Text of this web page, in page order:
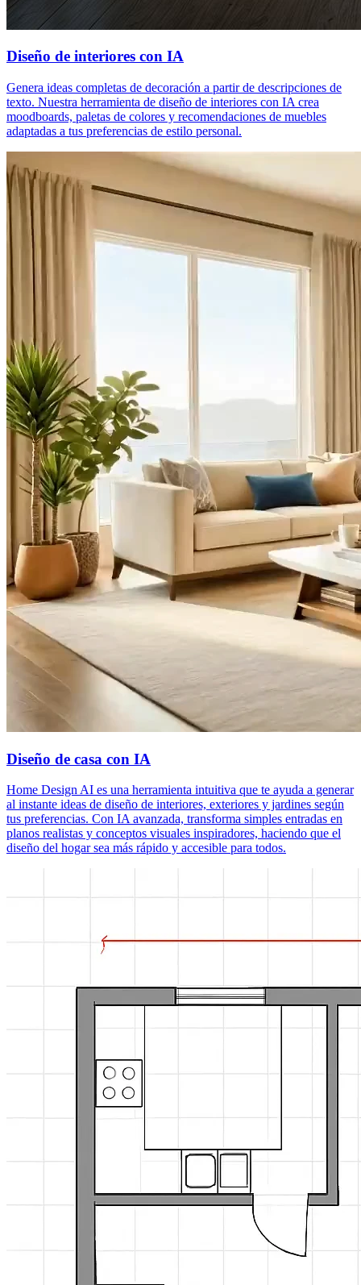
Diseño de interiores con IA
Genera ideas completas de decoración a partir de descripciones de
texto. Nuestra herramienta de diseño de interiores con IA crea
moodboards, paletas de colores y recomendaciones de muebles
adaptadas a tus preferencias de estilo personal.
Diseño de casa con IA
Home Design AI es una herramienta intuitiva que te ayuda a generar
al instante ideas de diseño de interiores, exteriores y jardines según
tus preferencias. Con IA avanzada, transforma simples entradas en
planos realistas y conceptos visuales inspiradores, haciendo que el
diseño del hogar sea más rápido y accesible para todos.